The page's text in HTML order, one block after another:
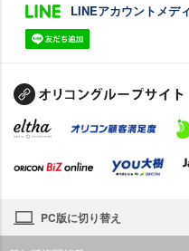
LINEアカウントメデ
PC版に切り替え